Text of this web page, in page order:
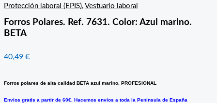
Protección laboral (EPIS), Vestuario laboral
Forros Polares. Ref. 7631. Color: Azul marino.
BETA
40,49 €
Forros polares de alta calidad BETA azul marino. PROFESIONAL
Envíos gratis a partir de 60€. Hacemos envíos a toda la Península de España